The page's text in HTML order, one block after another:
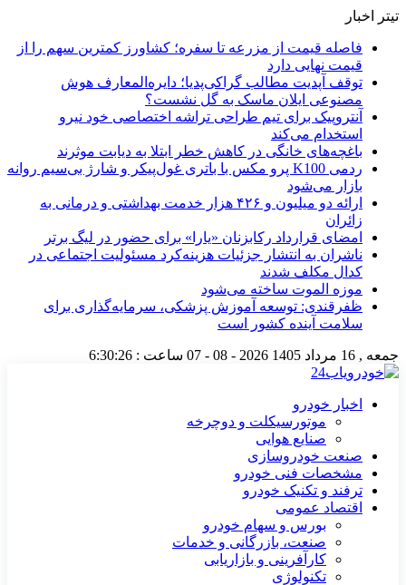
تیتر اخبار
فاصله قیمت از مزرعه تا سفره؛ کشاورز کمترین سهم را از
قیمت نهایی دارد
توقف آپدیت مطالب گراکی‌پدیا؛ دایره‌المعارف هوش
مصنوعی ایلان ماسک به گل نشست؟
آنتروپیک برای تیم طراحی تراشه اختصاصی خود نیرو
استخدام می‌کند
باغچه‌های خانگی در کاهش خطر ابتلا به دیابت موثرند
ردمی K100 پرو مکس با باتری غول‌پیکر و شارژ بی‌سیم روانه
بازار می‌شود
ارائه دو میلیون و ۴۲۶ هزار خدمت بهداشتی و درمانی به
زائران
امضای قرارداد رکابزنان «یارا» برای حضور در لیگ برتر
ناشران به انتشار جزئیات هزینه‌کرد مسئولیت اجتماعی در
کدال مکلف شدند
موزه الموت ساخته می‌شود
ظفرقندی: توسعه آموزش پزشکی، سرمایه‌گذاری برای
سلامت آینده کشور است
جمعه , 16 مرداد 1405 2026 - 08 - 07 ساعت : 6:30:26
اخبار خودرو
موتورسیکلت و دوچرخه
صنایع هوایی
صنعت خودروسازی
مشخصات فنی خودرو
ترفند و تکنیک خودرو
اقتصاد عمومی
بورس و سهام خودرو
صنعت، بازرگانی و خدمات
کارآفرینی و بازاریابی
تکنولوژی